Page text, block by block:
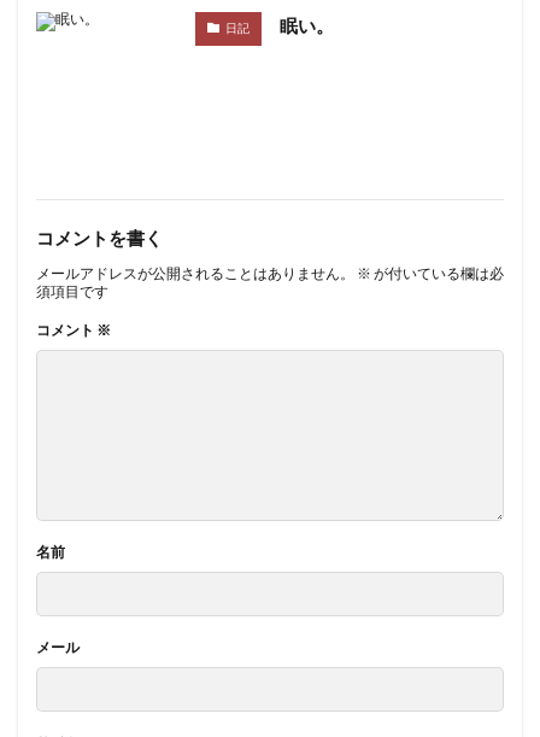
日記 眠い。
コメントを書く
メールアドレスが公開されることはありません。 ※ が付いている欄は必
須項目です
コメント ※
名前
メール